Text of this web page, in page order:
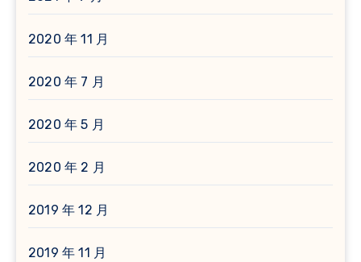
2020 年 11 月
2020 年 7 月
2020 年 5 月
2020 年 2 月
2019 年 12 月
2019 年 11 月